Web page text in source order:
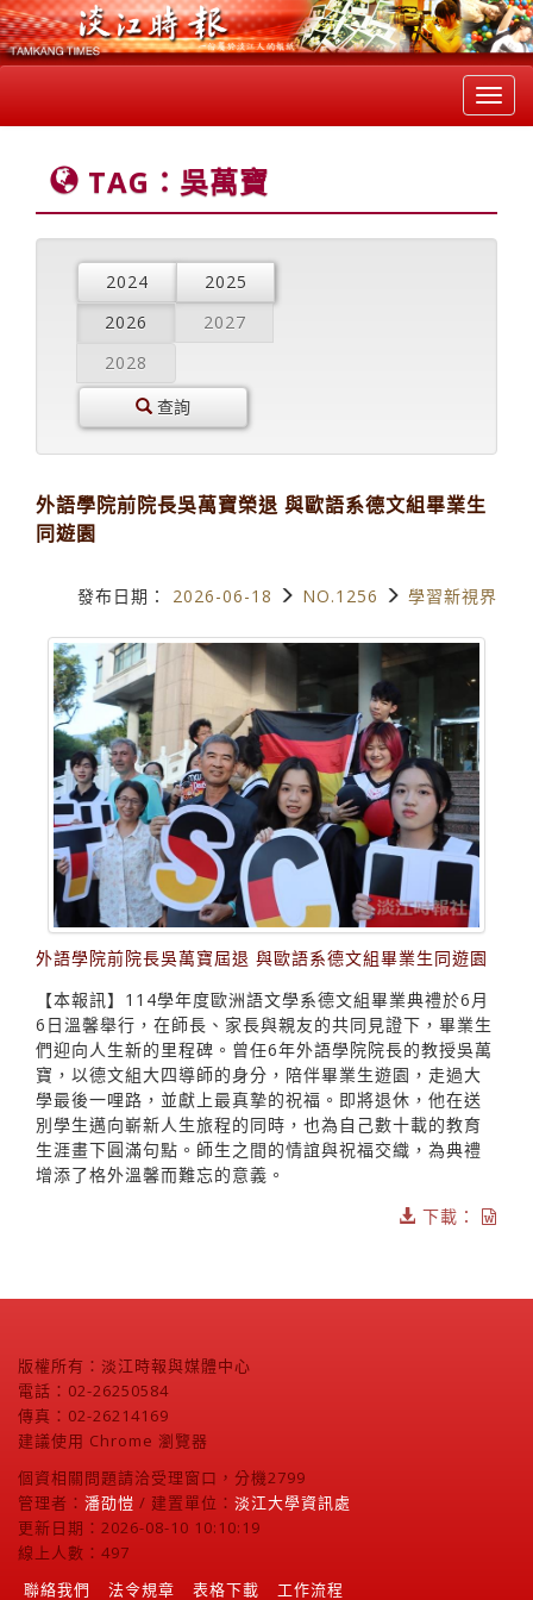
TAG：吳萬寶
2024
2025
2026
2027
2028
查詢
外語學院前院長吳萬寶榮退 與歐語系德文組畢業生
同遊園
發布日期： 2026-06-18 NO.1256 學習新視界
外語學院前院長吳萬寶屆退 與歐語系德文組畢業生同遊園
【本報訊】114學年度歐洲語文學系德文組畢業典禮於6月
6日溫馨舉行，在師長、家長與親友的共同見證下，畢業生
們迎向人生新的里程碑。曾任6年外語學院院長的教授吳萬
寶，以德文組大四導師的身分，陪伴畢業生遊園，走過大
學最後一哩路，並獻上最真摯的祝福。即將退休，他在送
別學生邁向嶄新人生旅程的同時，也為自己數十載的教育
生涯畫下圓滿句點。師生之間的情誼與祝福交織，為典禮
增添了格外溫馨而難忘的意義。
下載：
版權所有：淡江時報與媒體中心
電話：02-26250584
傳真：02-26214169
建議使用 Chrome 瀏覽器
個資相關問題請洽受理窗口，分機2799
管理者： 潘劭愷 / 建置單位： 淡江大學資訊處
更新日期：2026-08-10 10:10:19
線上人數：497
聯絡我們
法令規章 表格下載 工作流程